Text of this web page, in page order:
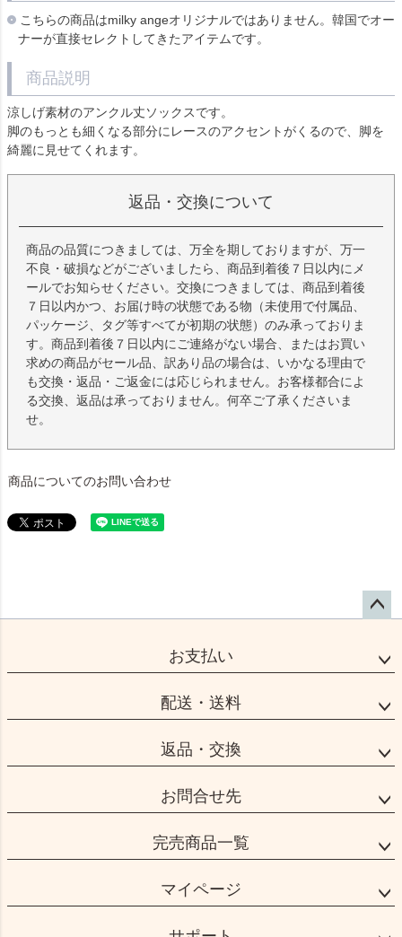
こちらの商品はmilky angeオリジナルではありません。韓国でオー
ナーが直接セレクトしてきたアイテムです。
商品説明
涼しげ素材のアンクル丈ソックスです。
脚のもっとも細くなる部分にレースのアクセントがくるので、脚を
綺麗に見せてくれます。
返品・交換について
商品の品質につきましては、万全を期しておりますが、万一
不良・破損などがございましたら、商品到着後７日以内にメ
ールでお知らせください。交換につきましては、商品到着後
７日以内かつ、お届け時の状態である物（未使用で付属品、
パッケージ、タグ等すべてが初期の状態）のみ承っておりま
す。商品到着後７日以内にご連絡がない場合、またはお買い
求めの商品がセール品、訳あり品の場合は、いかなる理由で
も交換・返品・ご返金には応じられません。お客様都合によ
る交換、返品は承っておりません。何卒ご了承くださいま
せ。
商品についてのお問い合わせ
ップ
お支払い
配送・送料
返品・交換
お問合せ先
完売商品一覧
マイページ